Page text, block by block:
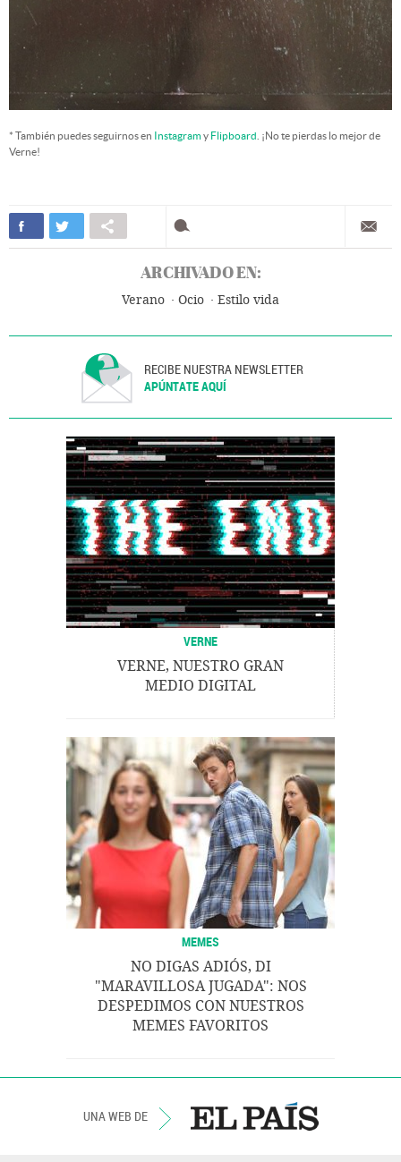
* También puedes seguirnos en Instagramy Flipboard . ¡No te pierdas lo mejor de
Verne!
ARCHIVADO EN:
Verano Ocio Estilo vida
RECIBE NUESTRA NEWSLETTER
APÚNTATE AQUÍ
VERNE
VERNE, NUESTRO GRAN
MEDIO DIGITAL
MEMES
NO DIGAS ADIÓS, DI
"MARAVILLOSA JUGADA": NOS
DESPEDIMOS CON NUESTROS
MEMES FAVORITOS
UNA WEB DE